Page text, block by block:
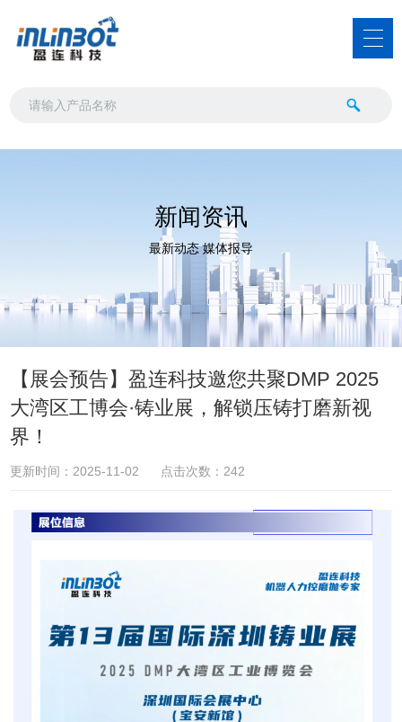
新闻资讯
最新动态 媒体报导
【展会预告】盈连科技邀您共聚DMP 2025
大湾区工博会·铸业展，解锁压铸打磨新视
界！
更新时间：2025-11-02 点击次数：242